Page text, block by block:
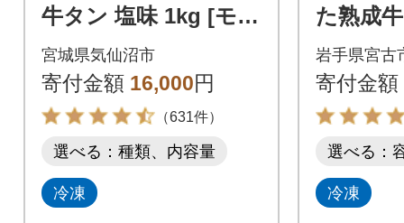
牛タン 塩味 1kg [モ～
ランド 20564660]
宮城県気仙沼市
寄付金額 16,000円
（631件）
選べる：種類、内容量
冷凍
た熟成
ス味付
×2)
岩手県宮古
寄付金額
選べる：
冷凍